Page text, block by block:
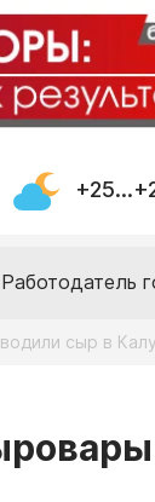
Работодатель
сыр в